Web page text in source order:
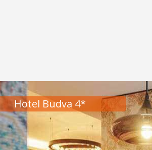
Hotel Budva 4*Hotel Budva 4*